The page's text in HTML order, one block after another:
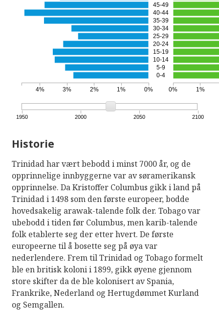
0-4
5-9
10-14
15-19
20-24
25-29
30-34
35-39
40-44
45-49
0%
1%
2%
3%
4% 0% 1%
1950 2000 2050 2100
Historie
Trinidad har vært bebodd i minst 7000 år, og de
opprinnelige innbyggerne var av søramerikansk
opprinnelse. Da Kristoffer Columbus gikk i land på
Trinidad i 1498 som den første europeer, bodde
hovedsakelig arawak-talende folk der. Tobago var
ubebodd i tiden før Columbus, men karib-talende
folk etablerte seg der etter hvert. De første
europeerne til å bosette seg på øya var
nederlendere. Frem til Trinidad og Tobago formelt
ble en britisk koloni i 1899, gikk øyene gjennom
store skifter da de ble kolonisert av Spania,
Frankrike, Nederland og Hertugdømmet Kurland
og Semgallen.